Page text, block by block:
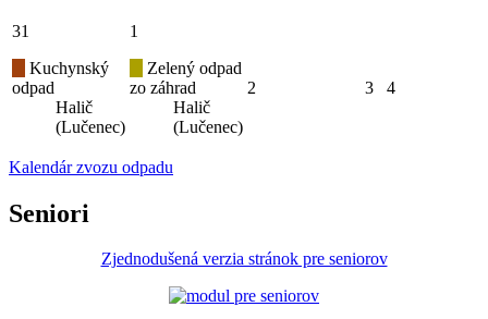
31
Kuchynský
odpad
Halič
(Lučenec)
1
Zelený odpad
zo záhrad
Halič
(Lučenec)
2 3 4
Kalendár zvozu odpadu
Seniori
Zjednodušená verzia stránok pre seniorov